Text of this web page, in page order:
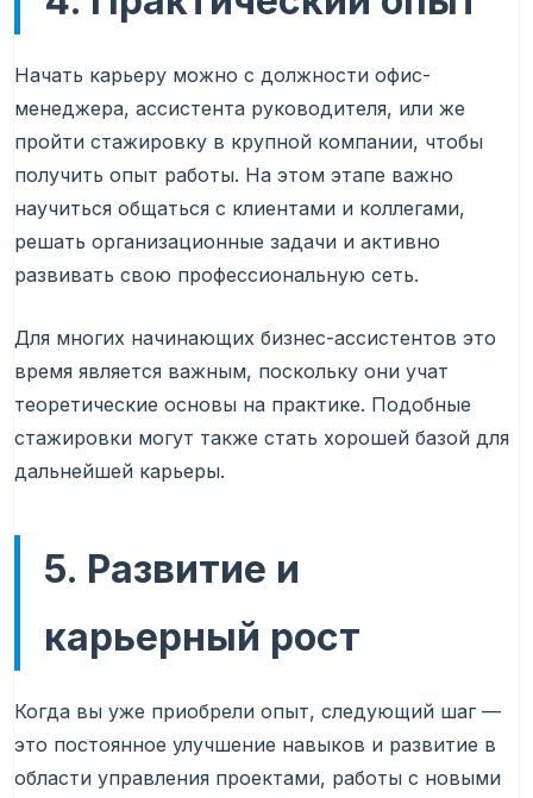
Начать карьеру можно с должности офис-
менеджера, ассистента руководителя, или же
пройти стажировку в крупной компании, чтобы
получить опыт работы. На этом этапе важно
научиться общаться с клиентами и коллегами,
решать организационные задачи и активно
развивать свою профессиональную сеть.
Для многих начинающих бизнес-ассистентов это
время является важным, поскольку они учат
теоретические основы на практике. Подобные
стажировки могут также стать хорошей базой для
дальнейшей карьеры.
5. Развитие и
карьерный рост
Когда вы уже приобрели опыт, следующий шаг —
это постоянное улучшение навыков и развитие в
области управления проектами, работы с новыми